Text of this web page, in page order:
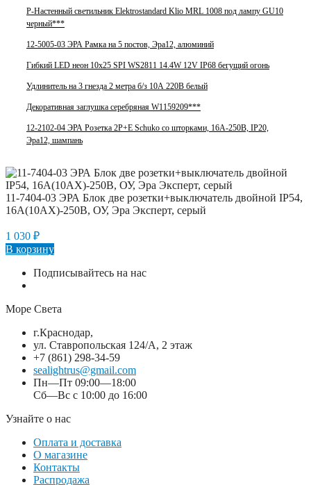
Р-Настенный светильник Elektrostandard Klio MRL 1008 под лампу GU10
черный***
12-5005-03 ЭРА Рамка на 5 постов, Эра12, алюминий
Гибкий LED неон 10x25 SPI WS2811 14.4W 12V IP68 бегущий огонь
Удлинитель на 3 гнезда 2 метра б/з 10А 220В белый
Декоративная заглушка серебряная W1159209***
12-2102-04 ЭРА Розетка 2P+E Schuko со шторками, 16A-250В, IP20,
Эра12, шампань
11-7404-03 ЭРА Блок две розетки+выключатель двойной IP54,
16A(10AX)-250В, ОУ, Эра Эксперт, серый
1 030 ₽
В корзину
Подписывайтесь на нас
Море Света
г.Краснодар,
ул. Ставропольская 124/А, 2 этаж
+7 (861) 298-34-59
sealightrus@gmail.com
Пн—Пт 09:00—18:00
Сб—Вс с 10:00 до 16:00
Узнайте о нас
Оплата и доставка
О магазине
Контакты
Распродажа